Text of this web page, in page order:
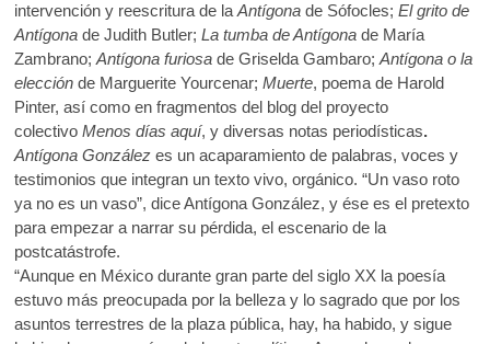
intervención y reescritura de laAntígona de Sófocles;El grito de
Antígona de Judith Butler;La tumba de Antígona de María
Zambrano;Antígona furiosade Griselda Gambaro;Antígona o la
elección de Marguerite Yourcenar;Muerte, poema de Harold
Pinter, así como en fragmentos del blog del proyecto
colectivoMenos días aquí, y diversas notas periodísticas.
Antígona González es un acaparamiento de palabras, voces y
testimonios que integran un texto vivo, orgánico. “Un vaso roto
ya no es un vaso”, dice Antígona González, y ése es el pretexto
para empezar a narrar su pérdida, el escenario de la
postcatástrofe.
“Aunque en México durante gran parte del siglo XX la poesía
estuvo más preocupada por la belleza y lo sagrado que por los
asuntos terrestres de la plaza pública, hay, ha habido, y sigue